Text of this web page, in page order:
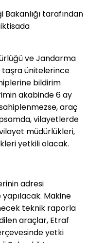
tarafından
ve Jandarma
taşra ünitelerince
bildirim
akabinde 6 ay
araç
vilayetlerde
müdürlükleri,
yetkili olacak.
adresi
Makine
teknik raporla
araçlar, Etraf
yetki